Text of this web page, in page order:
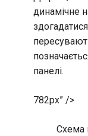
динамічне
панелі.
782px” />
Схема